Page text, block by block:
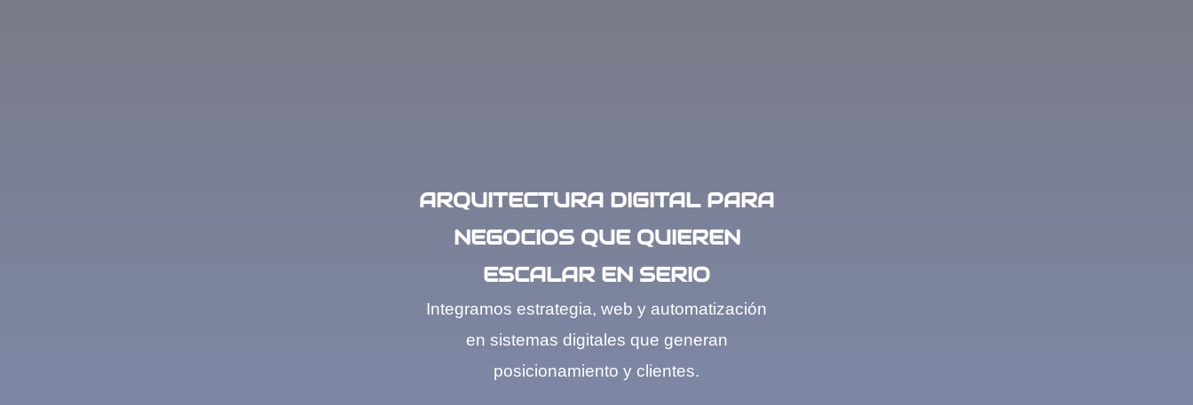
ARQUITECTURA DIGITAL PARA
NEGOCIOS QUE QUIEREN
ESCALAR EN SERIO
Integramos estrategia, web y automatización
en sistemas digitales que generan
posicionamiento y clientes.